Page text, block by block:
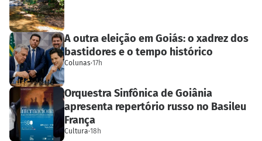
A outra eleição em Goiás: o xadrez dos
bastidores e o tempo histórico
Colunas·17h
Orquestra Sinfônica de Goiânia
apresenta repertório russo no Basileu
França
Cultura·18h